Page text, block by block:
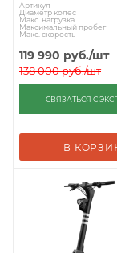
Артикул
Диаметр колес
Макс. нагрузка
Максимальный пробег
Макс. скорость
119 990 руб./шт
138 000руб./шт
СВЯЗАТЬСЯ С
В